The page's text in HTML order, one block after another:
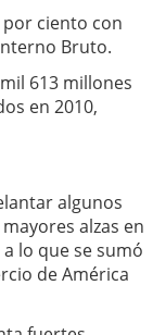
ciento con
Bruto.
613 millones
en 2010,
algunos
alzas en
lo que se sumó
de América